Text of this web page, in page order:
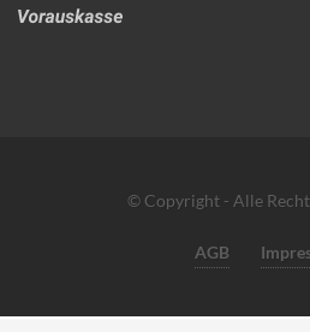
© Copyright - Alle
AGB